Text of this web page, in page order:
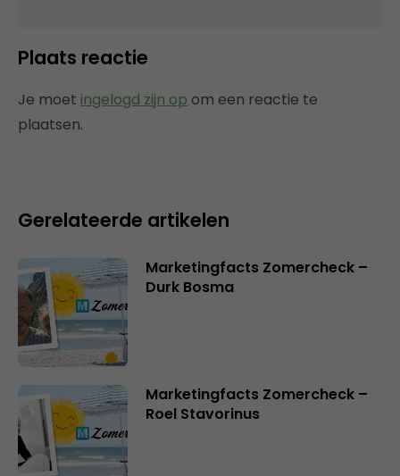
Plaats reactie
Je moet ingelogd zijn op om een reactie te
plaatsen.
Gerelateerde artikelen
Marketingfacts Zomercheck –
Durk Bosma
Marketingfacts Zomercheck –
Roel Stavorinus